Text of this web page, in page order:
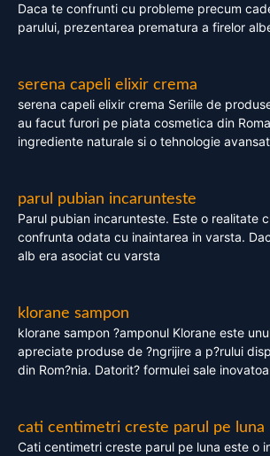
Daca te confrunti cu probleme precum
parului, prezentarea prematura a firelor
serena capeli elixir crema
serena capeli elixir crema Seriile de
au facut furori pe piata cosmetica din
ingrediente naturale si o tehnologie
parul pubian incarunteste
Parul pubian incarunteste. Este o realitate
confrunta odata cu inaintarea in varsta.
alb era asociat cu varsta
klorane sampon
klorane sampon ?amponul Klorane este
apreciate produse de ?ngrijire a p?rului
din Rom?nia. Datorit? formulei sale
cati centimetri creste parul pe luna
Cati centimetri creste parul pe luna este o